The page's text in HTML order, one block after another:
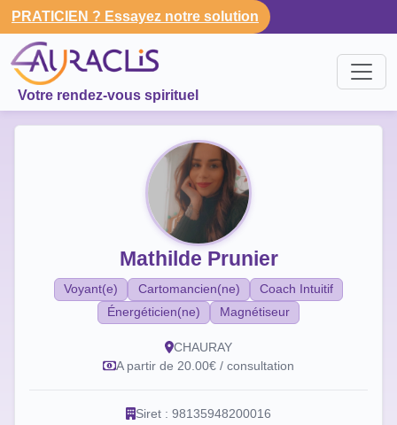
PRATICIEN ? Essayez notre solution
Votre rendez-vous spirituel
Mathilde Prunier
Voyant(e) Cartomancien(ne)
Coach Intuitif
Énergéticien(ne)
Magnétiseur
CHAURAY
A partir de 20.00€ / consultation
Siret : 98135948200016